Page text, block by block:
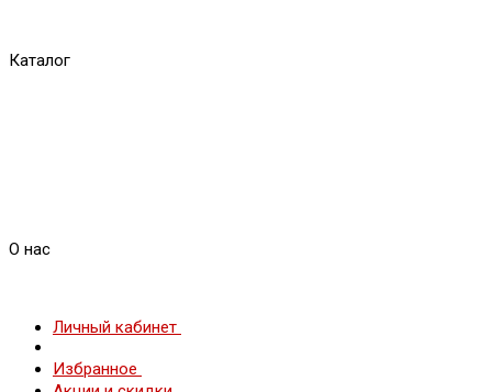
Каталог
О нас
Личный кабинет
Избранное